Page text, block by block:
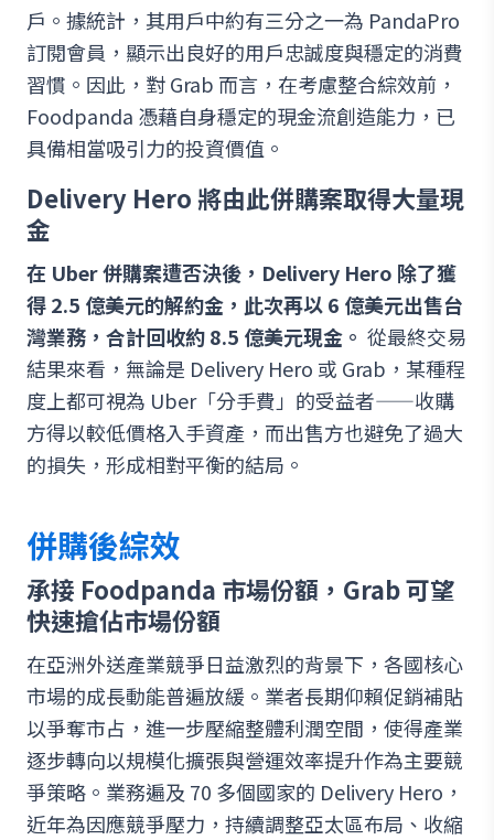
戶。據統計，其用戶中約有三分之一為 PandaPro
訂閱會員，顯示出良好的用戶忠誠度與穩定的消費
習慣。因此，對 Grab 而言，在考慮整合綜效前，
Foodpanda 憑藉自身穩定的現金流創造能力，已
具備相當吸引力的投資價值。
Delivery Hero 將由此併購案取得大量現
金
在 Uber 併購案遭否決後，Delivery Hero 除了獲
得 2.5 億美元的解約金，此次再以 6 億美元出售台
灣業務，合計回收約 8.5 億美元現金。 從最終交易
結果來看，無論是 Delivery Hero 或 Grab，某種程
度上都可視為 Uber「分手費」的受益者——收購
方得以較低價格入手資產，而出售方也避免了過大
的損失，形成相對平衡的結局。
併購後綜效
承接 Foodpanda 市場份額，Grab 可望
快速搶佔市場份額
在亞洲外送產業競爭日益激烈的背景下，各國核心
市場的成長動能普遍放緩。業者長期仰賴促銷補貼
以爭奪市占，進一步壓縮整體利潤空間，使得產業
逐步轉向以規模化擴張與營運效率提升作為主要競
爭策略。業務遍及 70 多個國家的 Delivery Hero，
近年為因應競爭壓力，持續調整亞太區布局、收縮